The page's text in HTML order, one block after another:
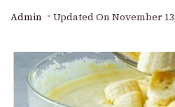
Admin Updated On November